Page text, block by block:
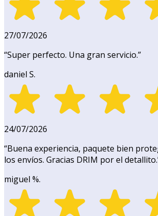
27/07/2026
“Super perfecto. Una gran servicio.”
daniel S.
24/07/2026
“Buena experiencia, paquete bien
los envíos. Gracias DRIM por el detallito.
miguel %.